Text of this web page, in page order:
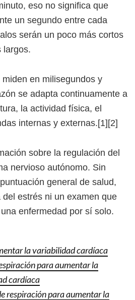
eso no significa que
un segundo entre cada
serán un poco más cortos
largos.
en milisegundos y
se adapta continuamente a
la actividad física, el
internas y externas.[1][2]
sobre la regulación del
nervioso autónomo. Sin
general de salud,
estrés ni un examen que
enfermedad por sí solo.
la variabilidad cardíaca
para aumentar la
cardíaca
respiración para aumentar la